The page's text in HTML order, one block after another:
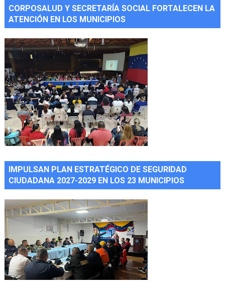
CORPOSALUD Y SECRETARÍA SOCIAL FORTALECEN LA
ATENCIÓN EN LOS MUNICIPIOS
IMPULSAN PLAN ESTRATÉGICO DE SEGURIDAD
CIUDADANA 2027-2029 EN LOS 23 MUNICIPIOS